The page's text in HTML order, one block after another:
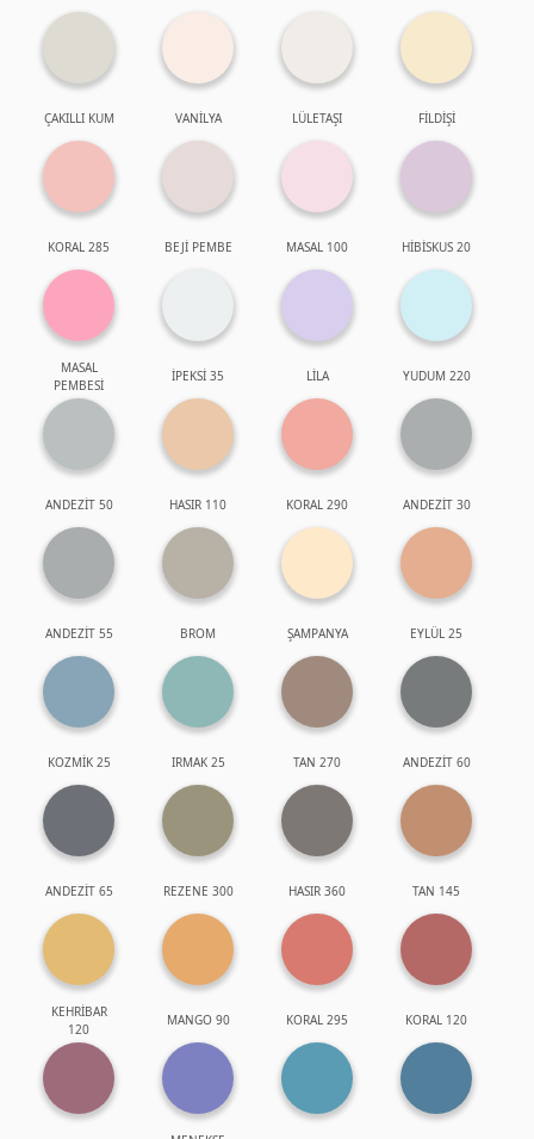
ÇAKILLI KUM VANİLYA LÜLETAŞI FİLDİŞİ
KORAL 285 BEJİ PEMBE MASAL 100 HİBİSKUS 20
MASAL
PEMBESİ
İPEKSİ 35 LİLA YUDUM 220
ANDEZİT 50 HASIR 110 KORAL 290 ANDEZİT 30
ANDEZİT 55 BROM ŞAMPANYA EYLÜL 25
KOZMİK 25 IRMAK 25 TAN 270 ANDEZİT 60
ANDEZİT 65 REZENE 300 HASIR 360 TAN 145
KEHRİBAR
120
MANGO 90 KORAL 295 KORAL 120